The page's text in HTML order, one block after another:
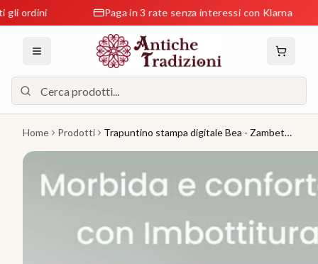
Paga in 3 rate senza interessi con Klarna
Home Prodotti
Trapuntino stampa digitale Bea - Zambetti